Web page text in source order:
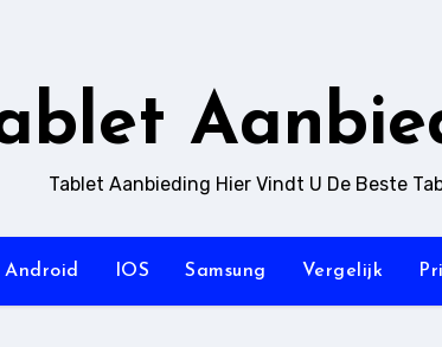
Tablet Aanbieding Hier Vindt U De Beste
Android IOS Samsung Vergelijk